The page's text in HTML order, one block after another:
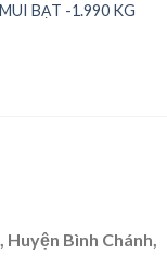
BẠT -1.990 KG
Huyện Bình Chánh,